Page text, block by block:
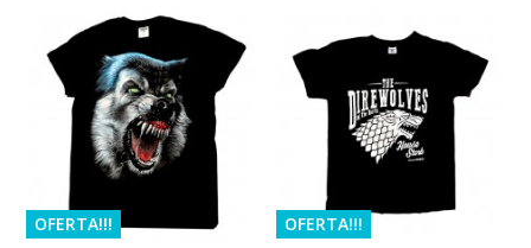
OFERTA!!! OFERTA!!!